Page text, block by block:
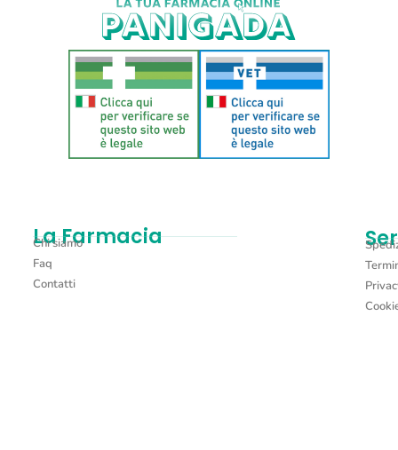
€7,90€6,95
Aggiungi al carrello
La Farmacia
Chi siamo
Faq
Contatti